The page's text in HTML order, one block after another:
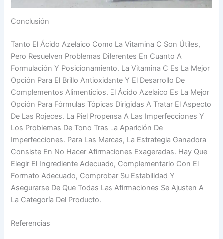
Conclusión
Tanto El Ácido Azelaico Como La Vitamina C Son Útiles,
Pero Resuelven Problemas Diferentes En Cuanto A
Formulación Y Posicionamiento. La Vitamina C Es La Mejor
Opción Para El Brillo Antioxidante Y El Desarrollo De
Complementos Alimenticios. El Ácido Azelaico Es La Mejor
Opción Para Fórmulas Tópicas Dirigidas A Tratar El Aspecto
De Las Rojeces, La Piel Propensa A Las Imperfecciones Y
Los Problemas De Tono Tras La Aparición De
Imperfecciones. Para Las Marcas, La Estrategia Ganadora
Consiste En No Hacer Afirmaciones Exageradas. Hay Que
Elegir El Ingrediente Adecuado, Complementarlo Con El
Formato Adecuado, Comprobar Su Estabilidad Y
Asegurarse De Que Todas Las Afirmaciones Se Ajusten A
La Categoría Del Producto.
Referencias